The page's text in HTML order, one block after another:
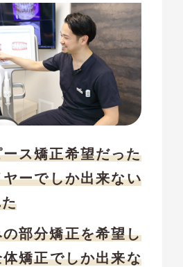
ス矯正希望だった
ーでしか出来ない
部分矯正を希望し
矯正でしか出来な